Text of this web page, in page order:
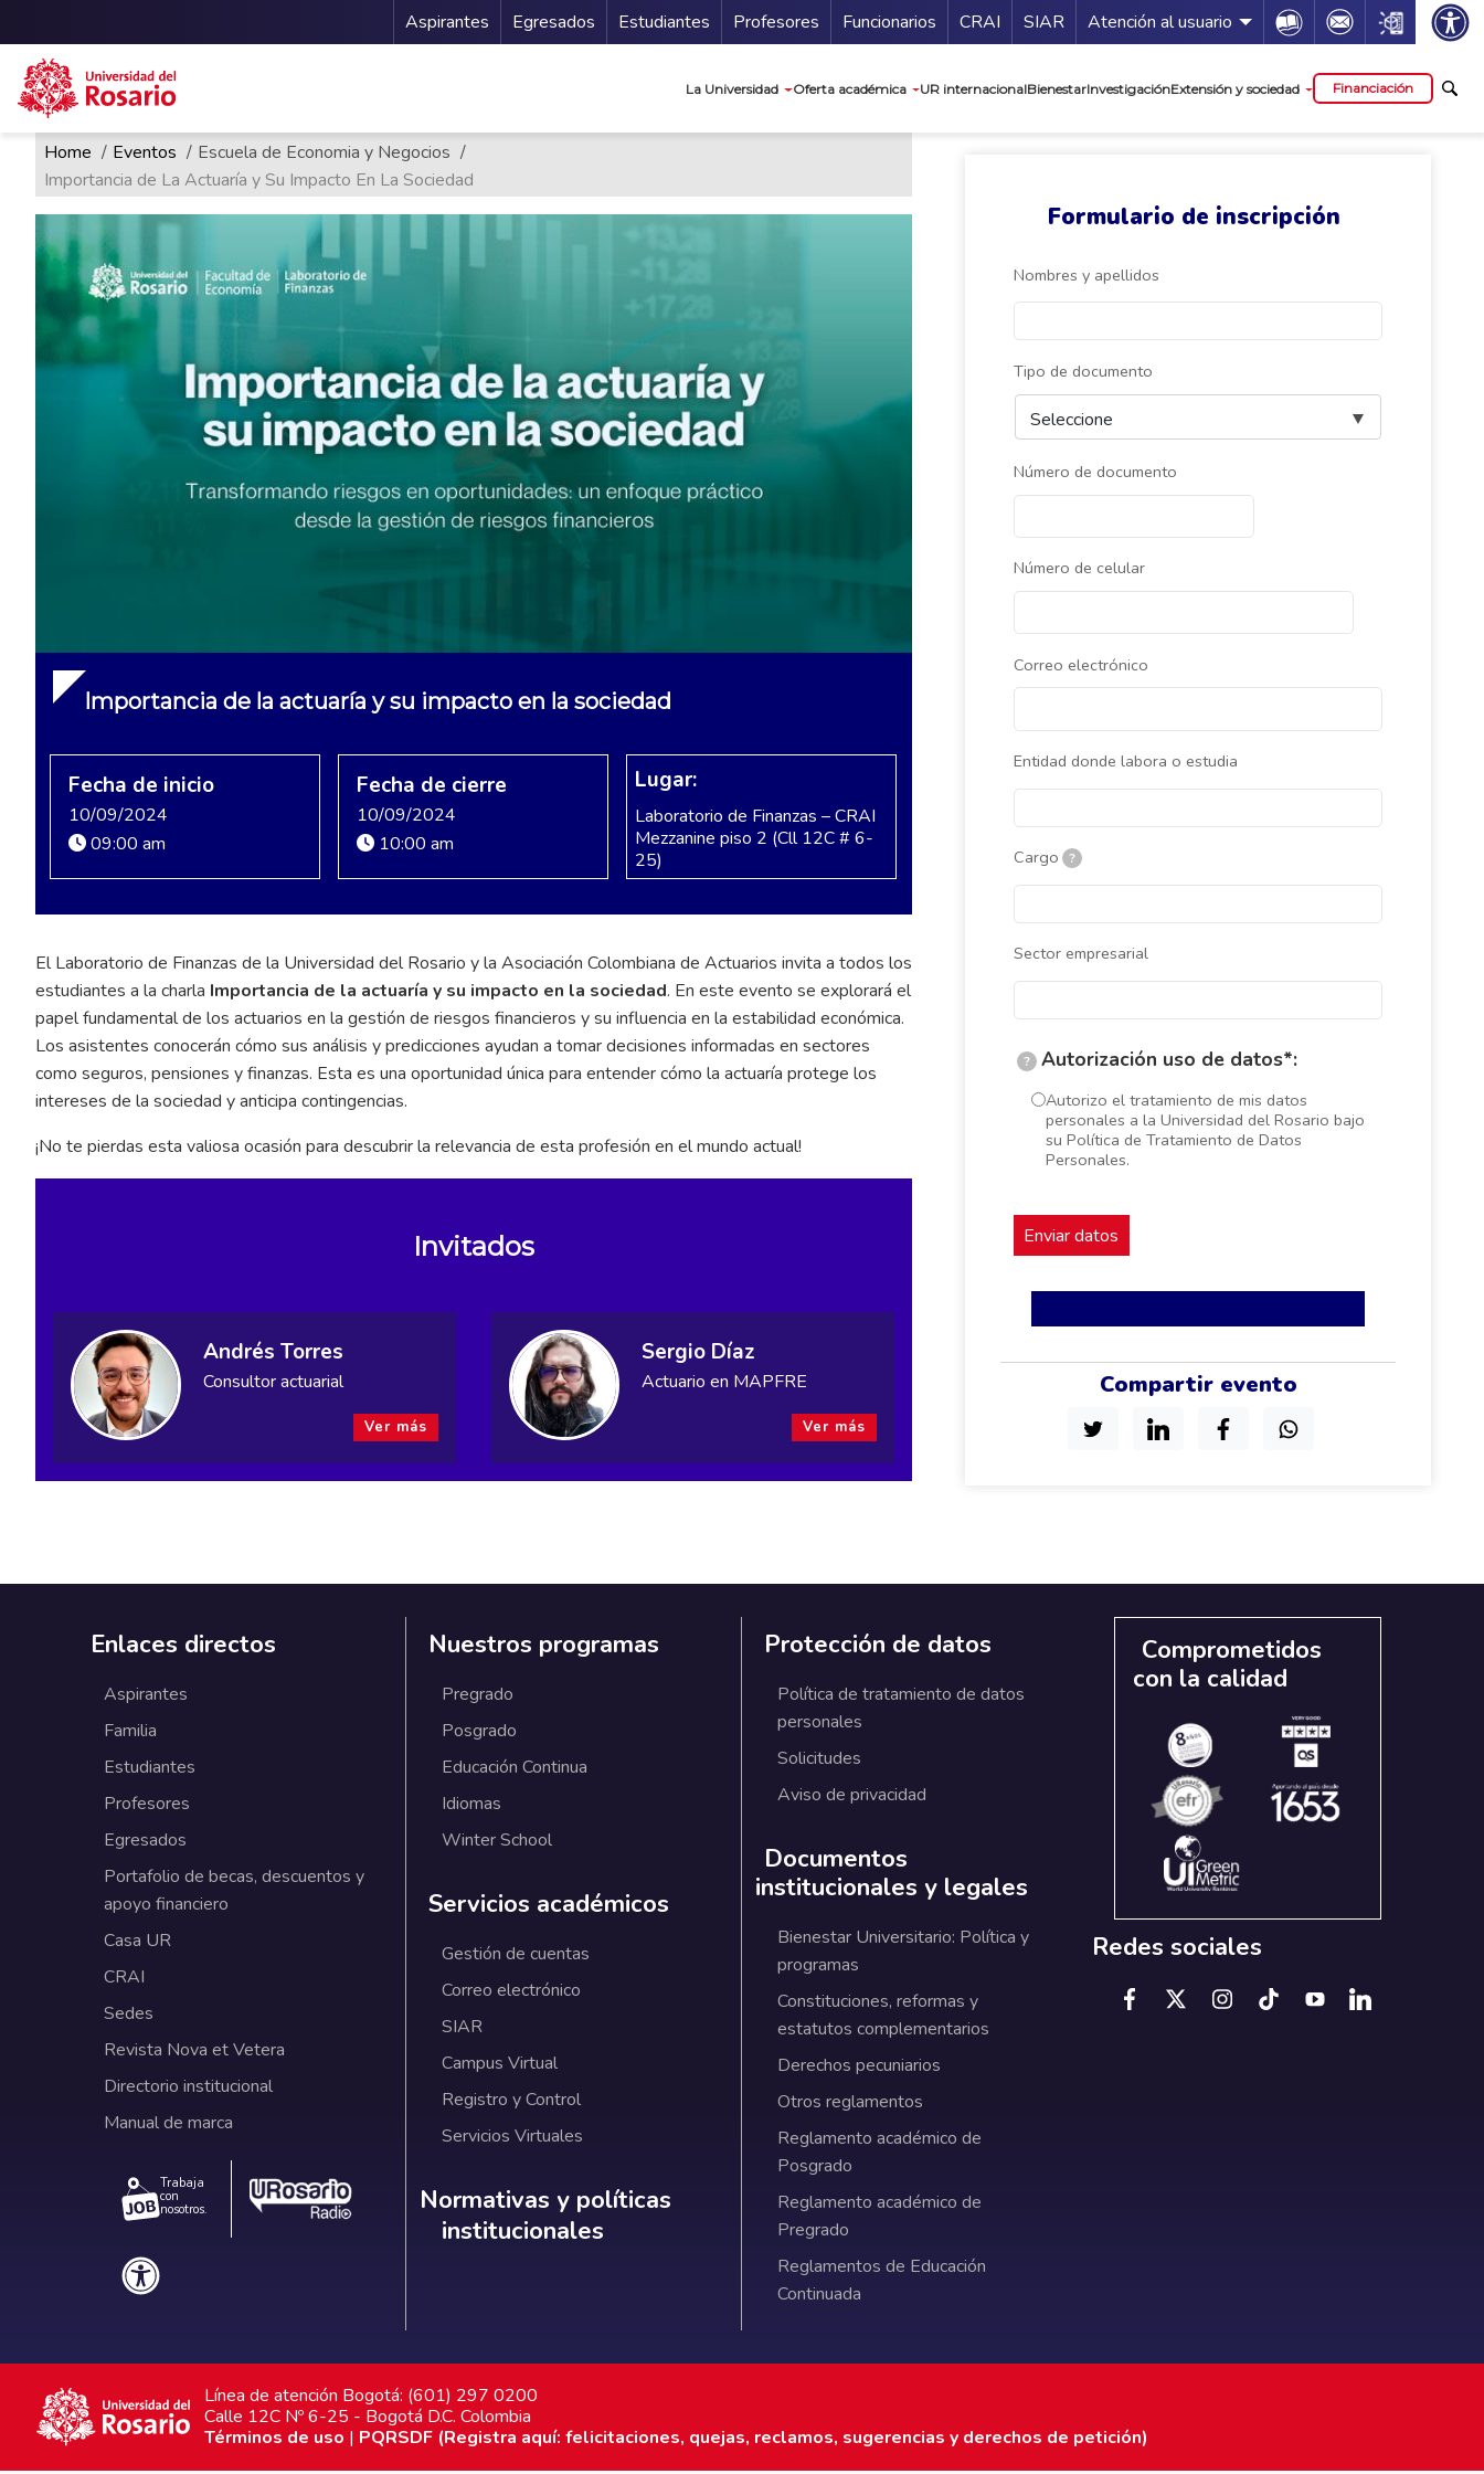
Pasar al contenido principal
Menu Secundario
Aspirantes Egresados Estudiantes Profesores Funcionarios Guía de servicios
CRAI SIAR Atención al usuario Icon Icon Icon
La Universidad Oferta académica UR internacionalBienestarInvestigaciónExtensión y sociedad Financiación
Formulario de inscripción
Nombres y apellidos
Tipo de documento
Número de documento
Número de celular
Correo electrónico
Entidad donde labora o estudia
Cargo ?
Sector empresarial
? Autorización uso de datos*:
Autorizo el tratamiento de mis datos
personales a la Universidad del Rosario bajo
su Política de Tratamiento de Datos
Personales.
Compartir evento
Ruta de navegación
Home Eventos
Escuela de Economia y Negocios
Importancia de La Actuaría y Su Impacto En La Sociedad
Importancia de la actuaría y su impacto en la sociedad
Fecha de inicio
10/09/2024
09:00 am
Fecha de cierre
10/09/2024
10:00 am
Lugar:
Laboratorio de Finanzas – CRAI
Mezzanine piso 2 (Cll 12C # 6-
25)
El Laboratorio de Finanzas de la Universidad del Rosario y la Asociación Colombiana de Actuarios invita a todos los
estudiantes a la charla Importancia de la actuaría y su impacto en la sociedad. En este evento se explorará el
papel fundamental de los actuarios en la gestión de riesgos financieros y su influencia en la estabilidad económica.
Los asistentes conocerán cómo sus análisis y predicciones ayudan a tomar decisiones informadas en sectores
como seguros, pensiones y finanzas. Esta es una oportunidad única para entender cómo la actuaría protege los
intereses de la sociedad y anticipa contingencias.
¡No te pierdas esta valiosa ocasión para descubrir la relevancia de esta profesión en el mundo actual!
Invitados
Andrés Torres
Consultor actuarial
Ver más
Sergio Díaz
Actuario en MAPFRE
Ver más
Enlaces directos
Aspirantes
Familia
Estudiantes
Profesores
Egresados
Portafolio de becas, descuentos y
apoyo financiero
Casa UR
CRAI
Sedes
Revista Nova et Vetera
Directorio institucional
Manual de marca
Trabaja
con
nosotros.
Nuestros programas
Pregrado
Posgrado
Educación Continua
Idiomas
Winter School
Servicios académicos
Gestión de cuentas
Correo electrónico
SIAR
Campus Virtual
Registro y Control
Servicios Virtuales
Normativas y políticas institucionales
Normativas y políticas
institucionales
Protección de datos
Política de tratamiento de datos
personales
Solicitudes
Aviso de privacidad
Documentos
institucionales y legales
Bienestar Universitario: Política y
programas
Constituciones, reformas y
estatutos complementarios
Derechos pecuniarios
Otros reglamentos
Reglamento académico de
Posgrado
Reglamento académico de
Pregrado
Reglamentos de Educación
Continuada
Comprometidos
con la calidad
Redes sociales
Línea de atención Bogotá: (601) 297 0200
Calle 12C Nº 6-25 - Bogotá D.C. Colombia
Términos de uso | PQRSDF (Registra aquí: felicitaciones, quejas, reclamos, sugerencias y derechos de petición)